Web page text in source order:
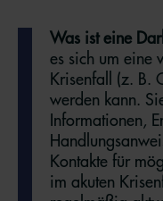
Was ist eine
es sich um eine
Krisenfall (z. B.
werden kann.
Informationen,
Kontakte für
im akuten